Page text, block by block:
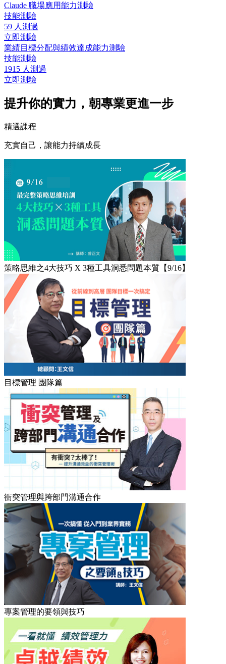
Claude 職場應用能力測驗
技能測驗
59 人測過
立即測驗
業績目標分配與績效達成能力測驗
技能測驗
1915 人測過
立即測驗
提升你的實力，朝專業更進一步
精選課程
充實自己，讓能力持續成長
策略思維之4大技巧 X 3種工具洞悉問題本質【9/16】
目標管理 團隊篇
衝突管理與跨部門溝通合作
專案管理的要領與技巧